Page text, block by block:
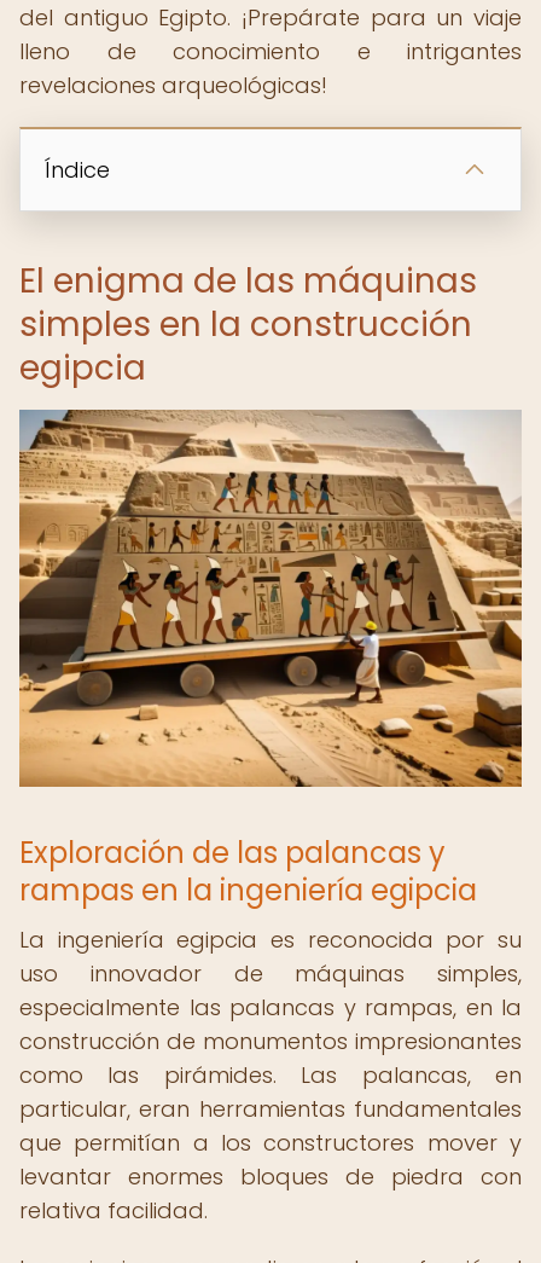
del antiguo Egipto. ¡Prepárate para un viaje
lleno de conocimiento e intrigantes
revelaciones arqueológicas!
Índice
El enigma de las máquinas
simples en la construcción
egipcia
Exploración de las palancas y
rampas en la ingeniería egipcia
La ingeniería egipcia es reconocida por su
uso innovador de máquinas simples,
especialmente las palancas y rampas, en la
construcción de monumentos impresionantes
como las pirámides. Las palancas, en
particular, eran herramientas fundamentales
que permitían a los constructores mover y
levantar enormes bloques de piedra con
relativa facilidad.